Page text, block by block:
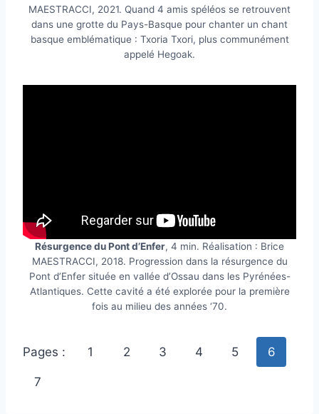
MAESTRACCI, 2021. Quand 4 amis spéléos se retrouvent
dans une grotte du Pays-Basque pour chanter un chant
basque emblématique : Txoria Txori, plus communément
appelé Hegoak.
Résurgence du Pont d’Enfer, 4 min. Réalisation : Brice
MAESTRACCI, 2018. Progression dans la résurgence du
Pont d’Enfer située en vallée d’Ossau dans les Pyrénées-
Atlantiques. Cette cavité a été explorée pour la première
fois au milieu des années ‘70.
Pages : 1 2 3 4 5 6
7